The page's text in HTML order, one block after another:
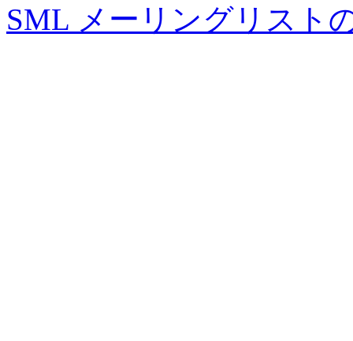
SML メーリングリスト